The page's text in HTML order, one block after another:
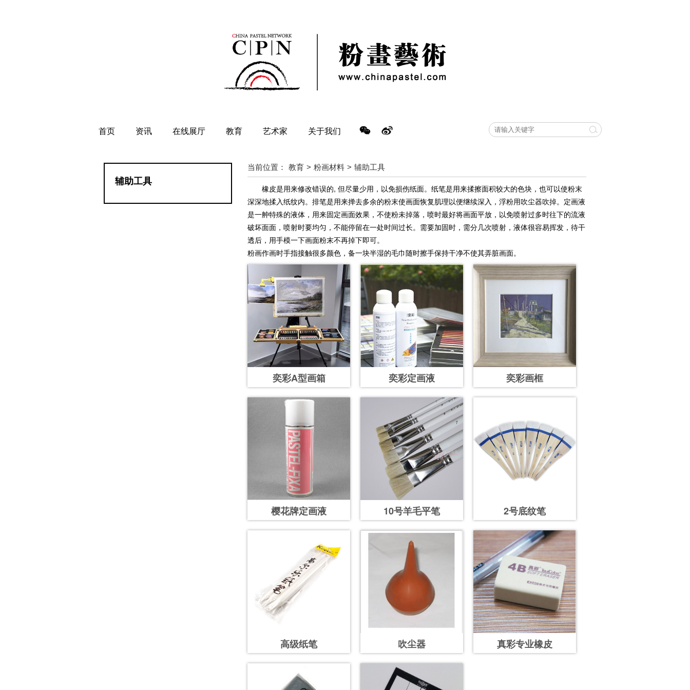
首页 资讯 在线展厅 教育 艺术家 关于我们
辅助工具
当前位置： 教育 > 粉画材料 > 辅助工具
橡皮是用来修改错误的, 但尽量少用，以免损伤纸面。纸笔是用来揉擦面积较大的色块，也可以使粉末
深深地揉入纸纹内。排笔是用来掸去多余的粉末使画面恢复肌理以便继续深入，浮粉用吹尘器吹掉。定画液
是一舯特殊的液体，用来固定画面效果，不使粉未掉落，喷时最好将画面平放，以免喷射过多时往下的流液
破坏面面，喷射时要均匀，不能停留在一处时间过长。需要加固时，需分几次喷射，液体很容易挥发，待干
透后，用手模一下画面粉末不再掉下即可。
粉画作画时手指接触很多颜色，备一块半湿的毛巾随时擦手保持干净不使其弄脏画面。
奕彩A型画箱 奕彩定画液 奕彩画框
樱花牌定画液 10号羊毛平笔 2号底纹笔
高级纸笔 吹尘器 真彩专业橡皮